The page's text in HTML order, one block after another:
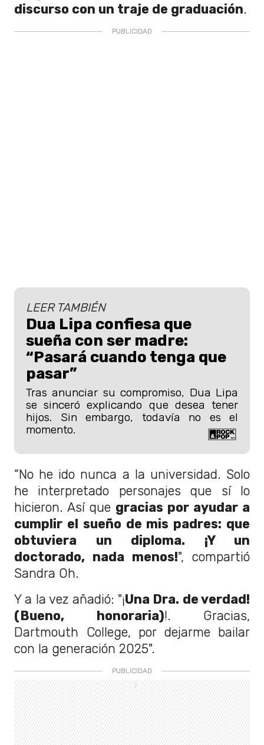
discurso con un traje de graduación.
LEER TAMBIÉN
Dua Lipa confiesa que
sueña con ser madre:
“Pasará cuando tenga que
pasar”
Tras anunciar su compromiso, Dua Lipa
se sinceró explicando que desea tener
hijos. Sin embargo, todavía no es el
momento.
“No he ido nunca a la universidad. Solo
he interpretado personajes que sí lo
hicieron. Así que gracias por ayudar a
cumplir el sueño de mis padres: que
obtuviera un diploma. ¡Y un
doctorado, nada menos!", compartió
Sandra Oh.
Y a la vez añadió: "¡Una Dra. de verdad!
(Bueno, honoraria)!. Gracias,
Dartmouth College, por dejarme bailar
con la generación 2025".